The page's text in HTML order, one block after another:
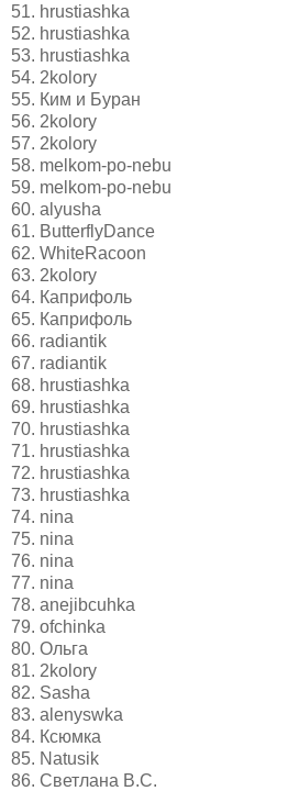
51. hrustiashka
52. hrustiashka
53. hrustiashka
54. 2kolory
55. Ким и Буран
56. 2kolory
57. 2kolory
58. melkom-po-nebu
59. melkom-po-nebu
60. alyusha
61. ButterflyDance
62. WhiteRacoon
63. 2kolory
64. Каприфоль
65. Каприфоль
66. radiantik
67. radiantik
68. hrustiashka
69. hrustiashka
70. hrustiashka
71. hrustiashka
72. hrustiashka
73. hrustiashka
74. nina
75. nina
76. nina
77. nina
78. anejibcuhka
79. ofchinka
80. Ольга
81. 2kolory
82. Sasha
83. alenyswka
84. Ксюмка
85. Natusik
86. Светлана В.С.